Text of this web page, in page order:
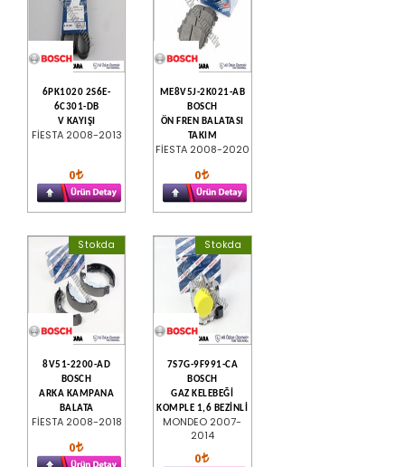
6PK1020 2S6E-
6C301-DB
V KAYIŞI
FİESTA 2008-2013
0
ME8V5J-2K021-AB
BOSCH
ÖN FREN BALATASI
TAKIM
FİESTA 2008-2020
0
Stokda
8V51-2200-AD
BOSCH
ARKA KAMPANA
BALATA
FİESTA 2008-2018
0
Stokda
7S7G-9F991-CA
BOSCH
GAZ KELEBEĞİ
KOMPLE 1,6 BEZİNLİ
MONDEO 2007-
2014
0